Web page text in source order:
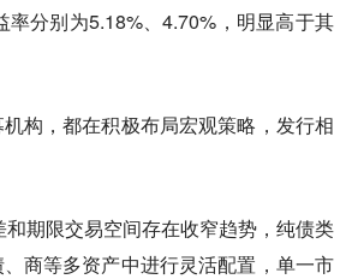
分别为5.18%、4.70%，明显高于其
构，都在积极布局宏观策略，发行相
期限交易空间存在收窄趋势，纯债类
商等多资产中进行灵活配置，单一市